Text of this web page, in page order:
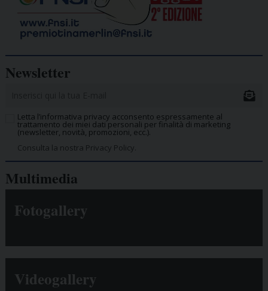
Newsletter
Letta l’informativa privacy acconsento espressamente al
trattamento dei miei dati personali per finalità di marketing
(newsletter, novità, promozioni, ecc.).
Consulta la nostra Privacy Policy.
Multimedia
Fotogallery
Videogallery